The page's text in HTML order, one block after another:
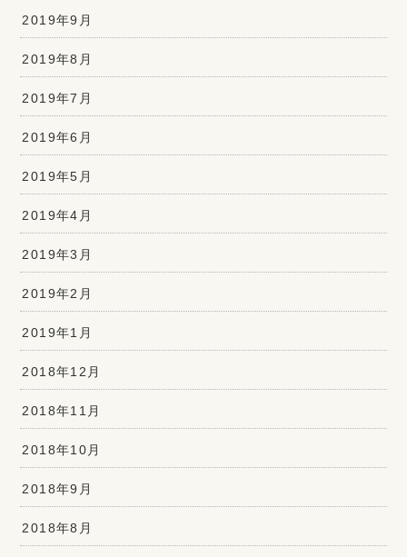
2019年9月
2019年8月
2019年7月
2019年6月
2019年5月
2019年4月
2019年3月
2019年2月
2019年1月
2018年12月
2018年11月
2018年10月
2018年9月
2018年8月